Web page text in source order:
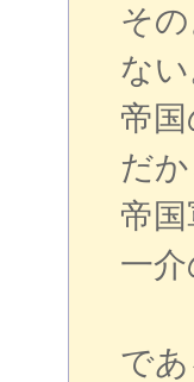
そ
ない
帝
だ
帝
一介
で